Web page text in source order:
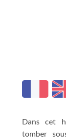
Dans cet
tomber